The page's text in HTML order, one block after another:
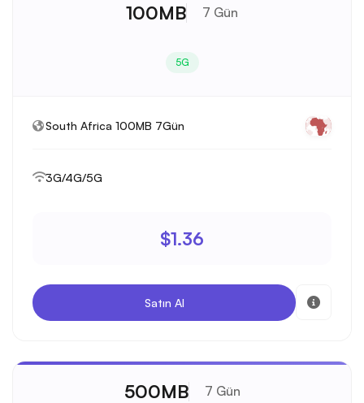
100MB 7 Gün
5G
South Africa 100MB 7Gün
3G/4G/5G
$1.36
Satın Al
500MB 7 Gün